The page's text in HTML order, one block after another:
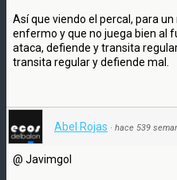
Así que viendo el percal, para
enfermo y que no juega bien al
ataca, defiende y transita
transita regular y defiende mal.
Abel Rojas · hace 539
@ Javimgol